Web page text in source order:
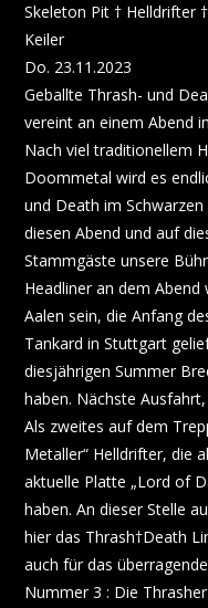
Skeleton Pit † Helldrifter
Keiler
Do. 23.11.2023
Geballte Thrash- und
vereint an einem Abend
Nach viel traditionellem
Doommetal wird es
und Death im
diesen Abend und auf
Stammgäste unsere
Headliner an dem
Aalen sein, die Anfang
Tankard in Stuttgart
diesjährigen Summer
haben. Nächste
Als zweites auf dem
Metaller“ Helldrifter, die
aktuelle Platte „Lord of
haben. An dieser Stelle
hier das Thrash†Death
auch für das
Nummer 3 : Die